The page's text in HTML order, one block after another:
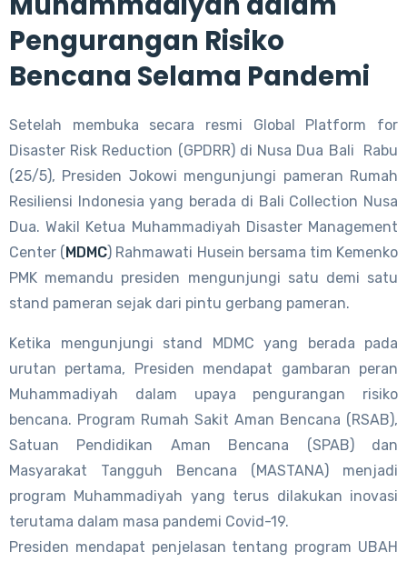
Pengurangan Risiko
Bencana Selama Pandemi
Setelah membuka secara resmi Global Platform for
Disaster Risk Reduction (GPDRR) di Nusa Dua Bali Rabu
(25/5), Presiden Jokowi mengunjungi pameran Rumah
Resiliensi Indonesia yang berada di Bali Collection Nusa
Dua. Wakil Ketua Muhammadiyah Disaster Management
Center (MDMC) Rahmawati Husein bersama tim Kemenko
PMK memandu presiden mengunjungi satu demi satu
stand pameran sejak dari pintu gerbang pameran.
Ketika mengunjungi stand MDMC yang berada pada
urutan pertama, Presiden mendapat gambaran peran
Muhammadiyah dalam upaya pengurangan risiko
bencana. Program Rumah Sakit Aman Bencana (RSAB),
Satuan Pendidikan Aman Bencana (SPAB) dan
Masyarakat Tangguh Bencana (MASTANA) menjadi
program Muhammadiyah yang terus dilakukan inovasi
terutama dalam masa pandemi Covid-19.
Presiden mendapat penjelasan tentang program UBAH